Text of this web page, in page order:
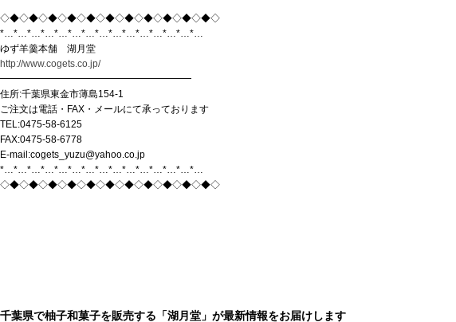
◇◆◇◆◇◆◇◆◇◆◇◆◇◆◇◆◇◆◇◆◇◆◇
*…*…*…*…*…*…*…*…*…*…*…*…*…*…*…
ゆず羊羹本舗 湖月堂
http://www.cogets.co.jp/
━━━━━━━━━━━━━━━━━━━━
住所:千葉県東金市薄島154-1
ご注文は電話・FAX・メールにて承っております
TEL:0475-58-6125
FAX:0475-58-6778
E-mail:cogets_yuzu@yahoo.co.jp
*…*…*…*…*…*…*…*…*…*…*…*…*…*…*…
◇◆◇◆◇◆◇◆◇◆◇◆◇◆◇◆◇◆◇◆◇◆◇
千葉県で柚子和菓子を販売する「湖月堂」が最新情報をお届けします